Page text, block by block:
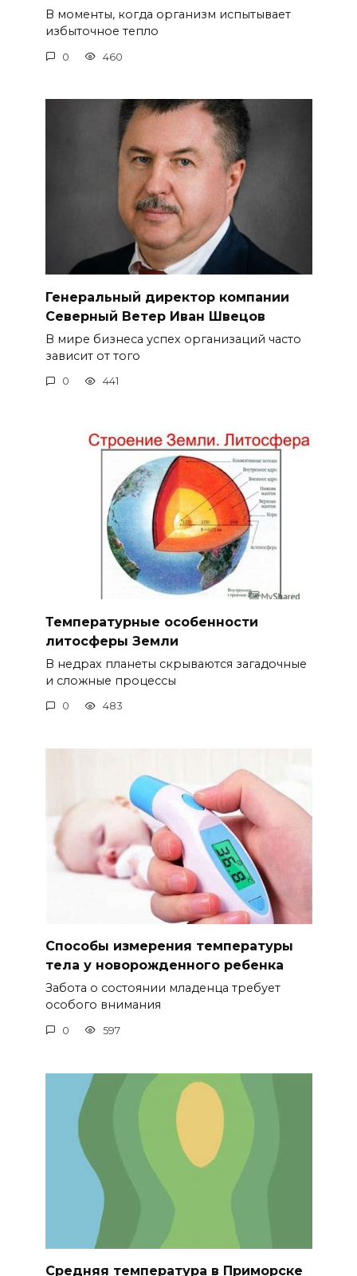
В моменты, когда организм испытывает
избыточное тепло
0 460
Генеральный директор компании
Северный Ветер Иван Швецов
В мире бизнеса успех организаций часто
зависит от того
0 441
Температурные особенности
литосферы Земли
В недрах планеты скрываются загадочные
и сложные процессы
0 483
Способы измерения температуры
тела у новорожденного ребенка
Забота о состоянии младенца требует
особого внимания
0 597
Средняя температура в Приморске